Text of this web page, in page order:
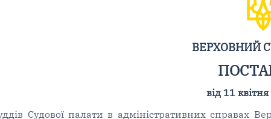
ВЕРХОВНИЙ
від 11
Судової палати в адміністративних справах